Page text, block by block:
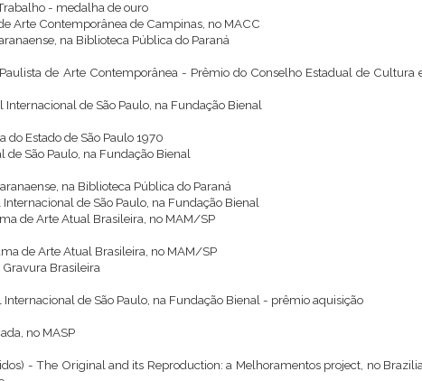
- medalha de ouro
Arte Contemporânea de Campinas, no MACC
na Biblioteca Pública do Paraná
de Arte Contemporânea - Prêmio do Conselho Estadual de Cultura
Internacional de São Paulo, na Fundação Bienal
do Estado de São Paulo 1970
de São Paulo, na Fundação Bienal
na Biblioteca Pública do Paraná
Internacional de São Paulo, na Fundação Bienal
de Arte Atual Brasileira, no MAM/SP
de Arte Atual Brasileira, no MAM/SP
Gravura Brasileira
Internacional de São Paulo, na Fundação Bienal - prêmio aquisição
no MASP
- The Original and its Reproduction: a Melhoramentos project, no